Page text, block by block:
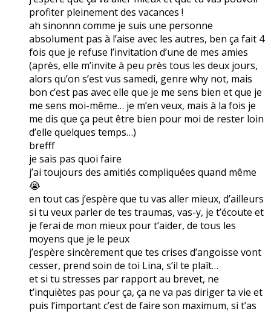
profiter pleinement des vacances !
ah sinonnn comme je suis une personne
absolument pas à l’aise avec les autres, ben ça fait 4
fois que je refuse l’invitation d’une de mes amies
(après, elle m’invite à peu près tous les deux jours,
alors qu’on s’est vus samedi, genre why not, mais
bon c’est pas avec elle que je me sens bien et que je
me sens moi-même… je m’en veux, mais à la fois je
me dis que ça peut être bien pour moi de rester loin
d’elle quelques temps…)
brefff
je sais pas quoi faire
j’ai toujours des amitiés compliquées quand même
😭
en tout cas j’espère que tu vas aller mieux, d’ailleurs
si tu veux parler de tes traumas, vas-y, je t’écoute et
je ferai de mon mieux pour t’aider, de tous les
moyens que je le peux
j’espère sincèrement que tes crises d’angoisse vont
cesser, prend soin de toi Lina, s’il te plaît…
et si tu stresses par rapport au brevet, ne
t’inquiètes pas pour ça, ça ne va pas diriger ta vie et
puis l’important c’est de faire son maximum, si t’as